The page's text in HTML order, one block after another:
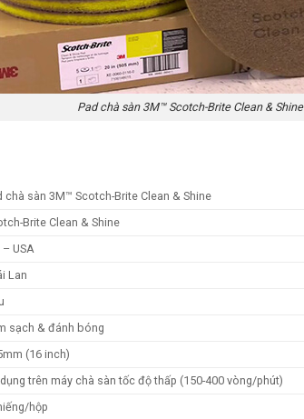
Pad chà sàn 3M™ Scotch-Brite Clean & Shine
chà sàn 3M™ Scotch-Brite Clean & Shine
Brite Clean & Shine
USA
Lan
sạch & đánh bóng
(16 inch)
trên máy chà sàn tốc độ thấp (150-400 vòng/phút)
hộp